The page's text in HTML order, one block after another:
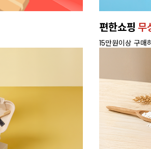
새벽배송으
배달 가능 지역